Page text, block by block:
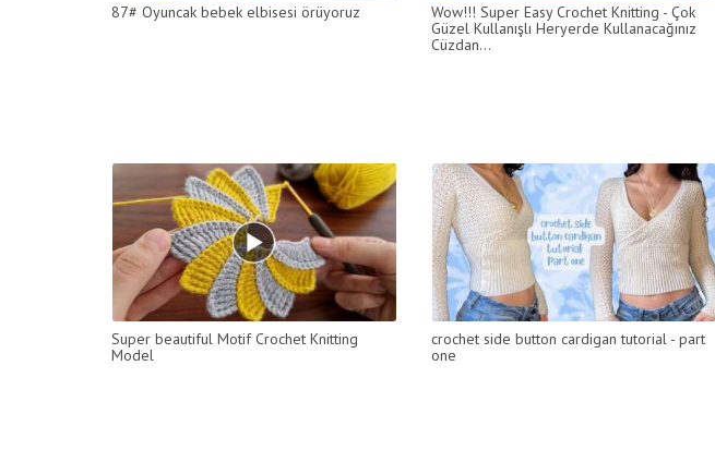
87# Oyuncak bebek elbisesi örüyoruz
Wow!!! Super Easy Crochet Knitting - Çok
Güzel Kullanışlı Heryerde Kullanacağınız
Cüzdan...
Super beautiful Motif Crochet Knitting
Model
crochet side button cardigan tutorial - part
one